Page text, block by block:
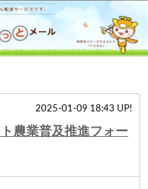
2025-01-09 18:43 UP!
農業普及推進フォー